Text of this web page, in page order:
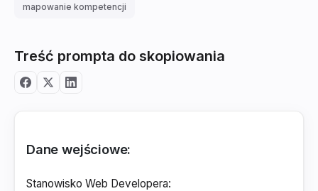
mapowanie kompetencji
Treść prompta do skopiowania
Dane wejściowe:
Stanowisko Web Developera: